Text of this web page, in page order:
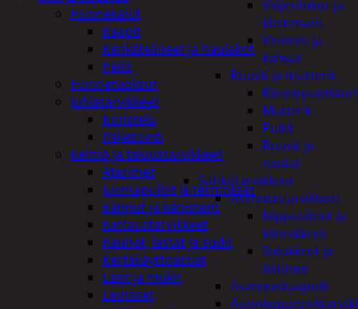
Vaijerilukot ja
klemmarit
Vetimet ja
kahvat
Ruuvit ja mutterit
Mutterit
Pultit
Ruuvit ja
naulat
Sähkötarvikkeet
Asennustarvikkeet
Nippusiteet ja
kiinnikkeet
Sulakkeet ja
liittimet
Asennuskaapelit
Huonekalut
Kaapit
Kenkätelineet ja naulakot
Peilit
Huonetuoksut
Juhlatarvikkeet
Koristelu
Paketointi
Keittiö ja taloustarvikkeet
Aterimet
Juomapullot ja termokset
Kannut ja kanisterit
Kattaustarvikkeet
Kauhat, lastat ja sudit
Kertakäyttöastiat
Lasit ja mukit
Lautaset